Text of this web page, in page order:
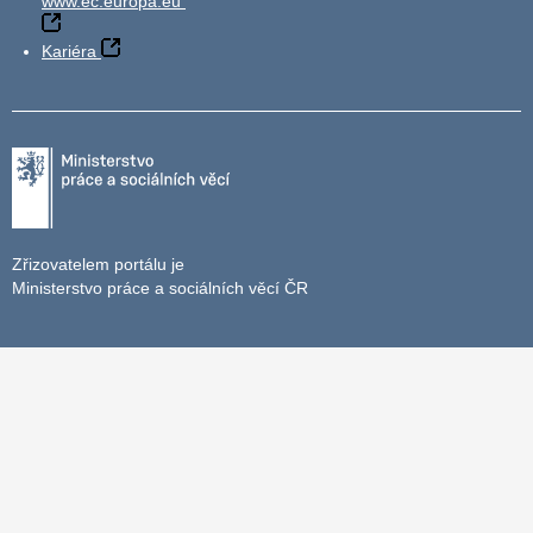
Kariéra
Zřizovatelem portálu je
Ministerstvo práce a sociálních věcí ČR